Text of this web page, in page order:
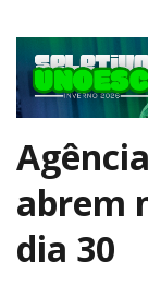
abrem
dia 30